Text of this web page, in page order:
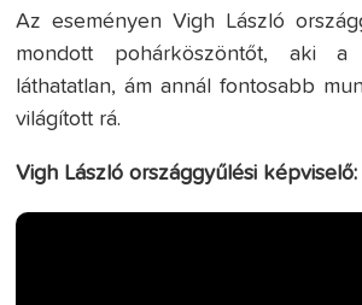
Az eseményen Vigh László
mondott pohárköszöntőt, aki a
láthatatlan, ám annál fontosabb
világított rá.
Vigh László országgyűlési képviselő: